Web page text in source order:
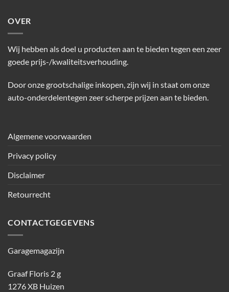
OVER
Wij hebben als doel u producten aan te bieden tegen een zeer
goede prijs-/kwaliteitsverhouding.
Door onze grootschalige inkopen, zijn wij in staat om onze
auto-onderdelentegen zeer scherpe prijzen aan te bieden.
Algemene voorwaarden
Privacy policy
Disclaimer
Retourrecht
CONTACTGEGEVENS
Garagemagazijn
Graaf Floris 2 g
1276 XB Huizen